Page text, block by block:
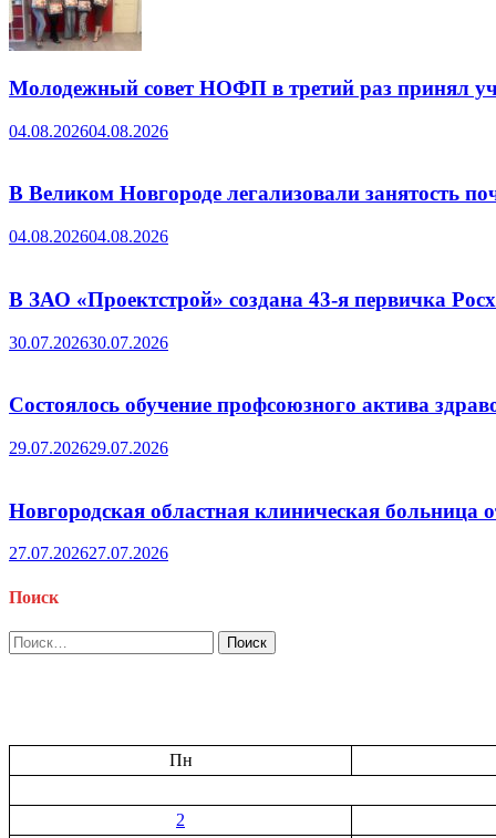
Молодежный совет НОФП в третий раз принял
04.08.202604.08.2026
В Великом Новгороде легализовали занятость
04.08.202604.08.2026
В ЗАО «Проектстрой» создана 43-я первичка
30.07.202630.07.2026
Состоялось обучение профсоюзного актива
29.07.202629.07.2026
Новгородская областная клиническая больница
27.07.202627.07.2026
Поиск
Найти:
Пн
2